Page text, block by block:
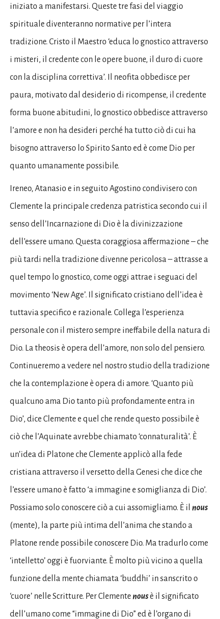
iniziato a manifestarsi. Queste tre fasi del viaggio
spirituale diventeranno normative per l’intera
tradizione. Cristo il Maestro ‘educa lo gnostico attraverso
i misteri, il credente con le opere buone, il duro di cuore
con la disciplina correttiva’. Il neofita obbedisce per
paura, motivato dal desiderio di ricompense, il credente
forma buone abitudini, lo gnostico obbedisce attraverso
l’amore e non ha desideri perché ha tutto ciò di cui ha
bisogno attraverso lo Spirito Santo ed è come Dio per
quanto umanamente possibile.
Ireneo, Atanasio e in seguito Agostino condivisero con
Clemente la principale credenza patristica secondo cui il
senso dell’Incarnazione di Dio è la divinizzazione
dell’essere umano. Questa coraggiosa affermazione – che
più tardi nella tradizione divenne pericolosa – attrasse a
quel tempo lo gnostico, come oggi attrae i seguaci del
movimento ‘New Age’. Il significato cristiano dell’idea è
tuttavia specifico e razionale. Collega l’esperienza
personale con il mistero sempre ineffabile della natura di
Dio. La theosis è opera dell’amore, non solo del pensiero.
Continueremo a vedere nel nostro studio della tradizione
che la contemplazione è opera di amore. ‘Quanto più
qualcuno ama Dio tanto più profondamente entra in
Dio’, dice Clemente e quel che rende questo possibile è
ciò che l’Aquinate avrebbe chiamato ‘connaturalità’. È
un’idea di Platone che Clemente applicò alla fede
cristiana attraverso il versetto della Genesi che dice che
l’essere umano è fatto ‘a immagine e somiglianza di Dio’.
Possiamo solo conoscere ciò a cui assomigliamo. È il nous
(mente), la parte più intima dell’anima che stando a
Platone rende possibile conoscere Dio. Ma tradurlo come
‘intelletto’ oggi è fuorviante. È molto più vicino a quella
funzione della mente chiamata ‘buddhi’ in sanscrito o
‘cuore’ nelle Scritture. Per Clemente nousè il significato
dell’umano come “immagine di Dio” ed è l’organo di